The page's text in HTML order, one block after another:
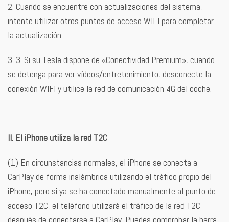
2. Cuando se encuentre con actualizaciones del sistema,
intente utilizar otros puntos de acceso WIFI para completar
la actualización.
3. 3. Si su Tesla dispone de «Conectividad Premium», cuando
se detenga para ver vídeos/entretenimiento, desconecte la
conexión WIFI y utilice la red de comunicación 4G del coche.
II. El iPhone utiliza la red T2C
(1) En circunstancias normales, el iPhone se conecta a
CarPlay de forma inalámbrica utilizando el tráfico propio del
iPhone, pero si ya se ha conectado manualmente al punto de
acceso T2C, el teléfono utilizará el tráfico de la red T2C